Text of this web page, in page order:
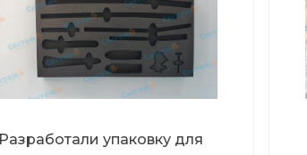
Разработали упаковку для